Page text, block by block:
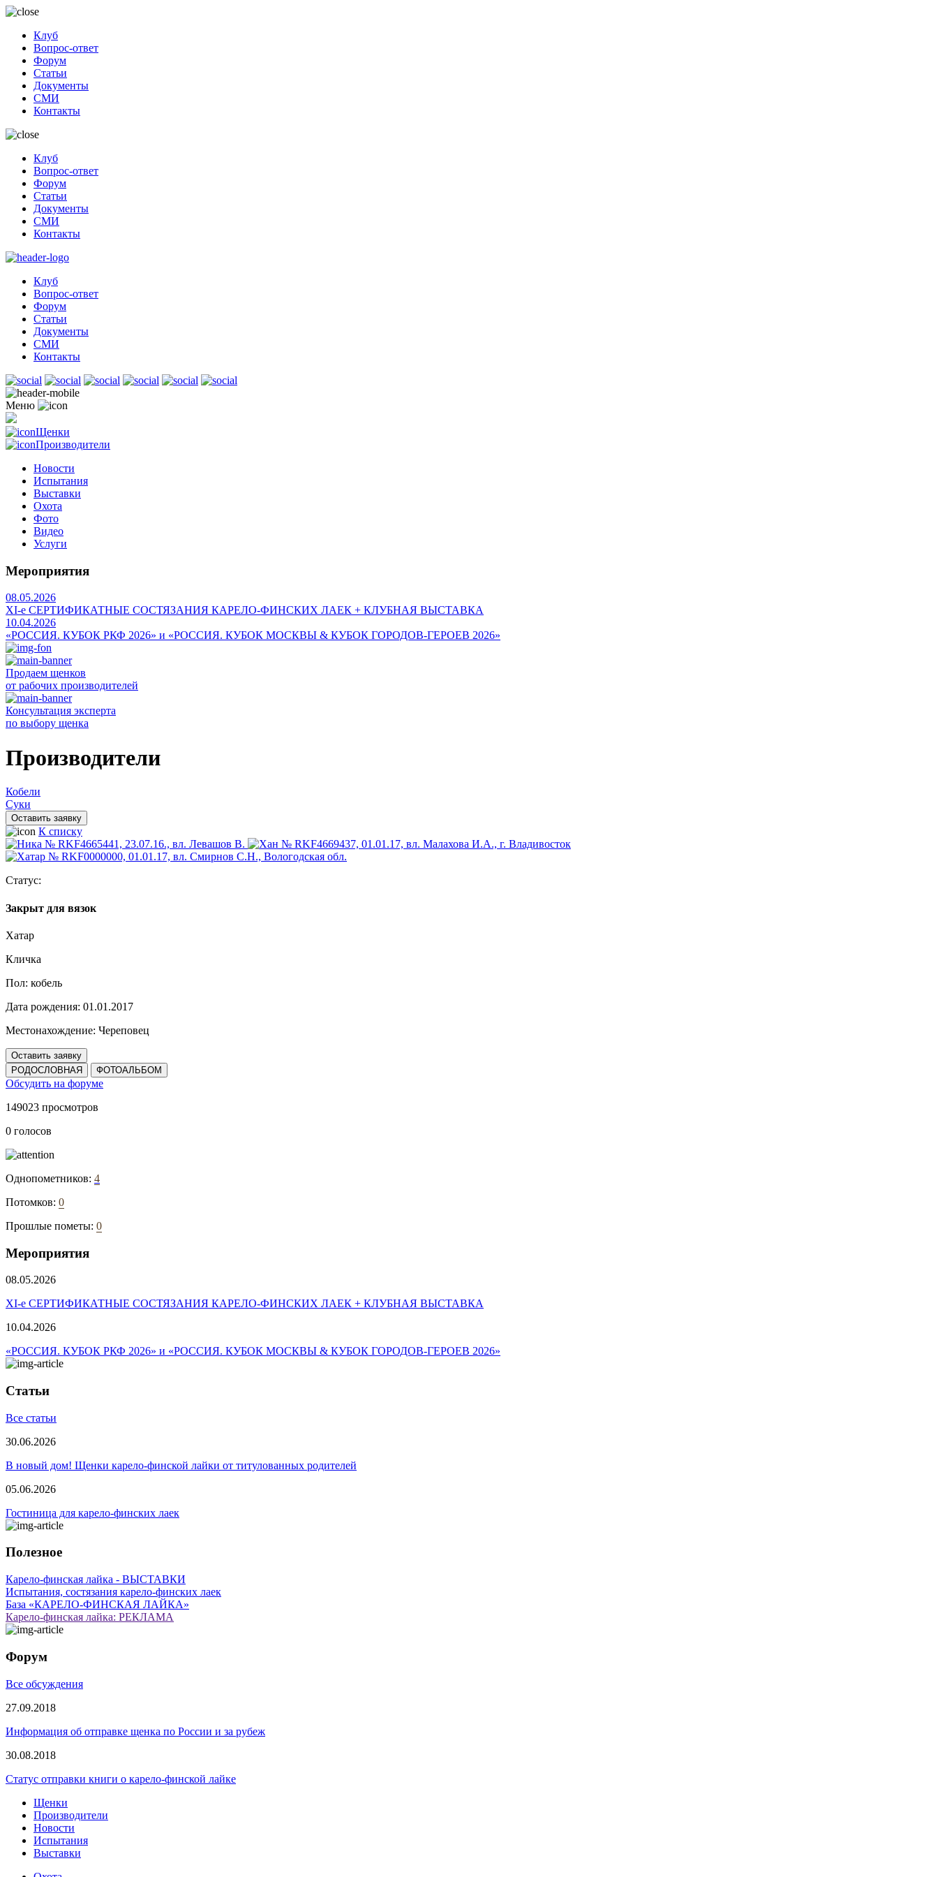
Клуб
Вопрос-ответ
Форум
Статьи
Документы
СМИ
Контакты
Клуб
Вопрос-ответ
Форум
Статьи
Документы
СМИ
Контакты
Клуб
Вопрос-ответ
Форум
Статьи
Документы
СМИ
Контакты
Меню
Щенки
Производители
Новости
Испытания
Выставки
Охота
Фото
Видео
Услуги
Мероприятия
08.05.2026
ХI-е СЕРТИФИКАТНЫЕ СОСТЯЗАНИЯ КАРЕЛО-ФИНСКИХ ЛАЕК + КЛУБНАЯ ВЫСТАВКА
10.04.2026
«РОССИЯ. КУБОК РКФ 2026» и «РОССИЯ. КУБОК МОСКВЫ & КУБОК ГОРОДОВ-ГЕРОЕВ 2026»
Продаем щенков
от рабочих производителей
Консультация эксперта
по выбору щенка
Производители
Кобели
Суки
Оставить заявку
К списку
Статус:
Закрыт для вязок
Хатар
Кличка
Пол: кобель
Дата рождения: 01.01.2017
Местонахождение: Череповец
Оставить заявку
РОДОСЛОВНАЯ
ФОТОАЛЬБОМ
Обсудить на форуме
149023 просмотров
0 голосов
Однопометников: 4
Потомков: 0
Прошлые пометы: 0
Мероприятия
08.05.2026
ХI-е СЕРТИФИКАТНЫЕ СОСТЯЗАНИЯ КАРЕЛО-ФИНСКИХ ЛАЕК + КЛУБНАЯ ВЫСТАВКА
10.04.2026
«РОССИЯ. КУБОК РКФ 2026» и «РОССИЯ. КУБОК МОСКВЫ & КУБОК ГОРОДОВ-ГЕРОЕВ 2026»
Статьи
Все статьи
30.06.2026
В новый дом! Щенки карело-финской лайки от титулованных родителей
05.06.2026
Гостиница для карело-финских лаек
Полезное
Карело-финская лайка - ВЫСТАВКИ
Испытания, состязания карело-финских лаек
База «КАРЕЛО-ФИНСКАЯ ЛАЙКА»
Карело-финская лайка: РЕКЛАМА
Форум
Все обсуждения
27.09.2018
Информация об отправке щенка по России и за рубеж
30.08.2018
Статус отправки книги о карело-финской лайке
Щенки
Производители
Новости
Испытания
Выставки